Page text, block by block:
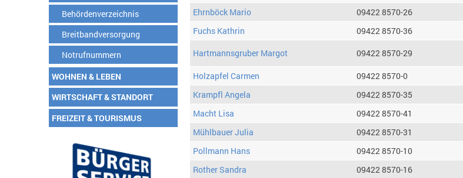
Behördenverzeichnis
Breitbandversorgung
Notrufnummern
WOHNEN & LEBEN
WIRTSCHAFT & STANDORT
FREIZEIT & TOURISMUS
Ehrnböck Mario
09422 8570-26
Fuchs Kathrin
09422 8570-36
Hartmannsgruber Margot
09422 8570-29
Holzapfel Carmen
09422 8570-0
Krampfl Angela
09422 8570-35
Macht Lisa
09422 8570-41
Mühlbauer Julia
09422 8570-31
Pollmann Hans
09422 8570-10
Rother Sandra
09422 8570-16